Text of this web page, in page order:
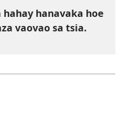
hanavaka hoe
vaovao sa tsia.